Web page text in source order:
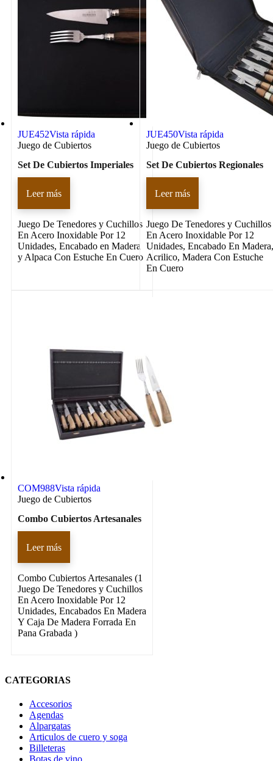
JUE452Vista rápida
Juego de Cubiertos
Set De Cubiertos Imperiales
Leer más
Juego De Tenedores y Cuchillos
En Acero Inoxidable Por 12
Unidades, Encabado en Madera
y Alpaca Con Estuche En Cuero
JUE450Vista rápida
Juego de Cubiertos
Set De Cubiertos Regionales
Leer más
Juego De Tenedores y Cuchillos
En Acero Inoxidable Por 12
Unidades, Encabado En Madera,
Acrilico, Madera Con Estuche
En Cuero
COM988Vista rápida
Juego de Cubiertos
Combo Cubiertos Artesanales
Leer más
Combo Cubiertos Artesanales (1
Juego De Tenedores y Cuchillos
En Acero Inoxidable Por 12
Unidades, Encabados En Madera
Y Caja De Madera Forrada En
Pana Grabada )
CATEGORIAS
Accesorios
Agendas
Alpargatas
Articulos de cuero y soga
Billeteras
Botas de vino